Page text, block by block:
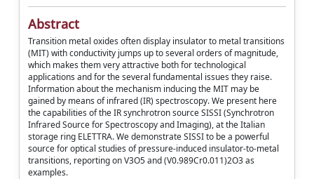
Abstract
Transition metal oxides often display insulator to metal transitions
(MIT) with conductivity jumps up to several orders of magnitude,
which makes them very attractive both for technological
applications and for the several fundamental issues they raise.
Information about the mechanism inducing the MIT may be
gained by means of infrared (IR) spectroscopy. We present here
the capabilities of the IR synchrotron source SISSI (Synchrotron
Infrared Source for Spectroscopy and Imaging), at the Italian
storage ring ELETTRA. We demonstrate SISSI to be a powerful
source for optical studies of pressure-induced insulator-to-metal
transitions, reporting on V3O5 and (V0.989Cr0.011)2O3 as
examples.